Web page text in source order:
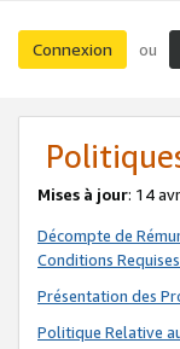
Connexion ou
Mises à jour: 14
Décompte de
Conditions
Présentation des
Politique Relative